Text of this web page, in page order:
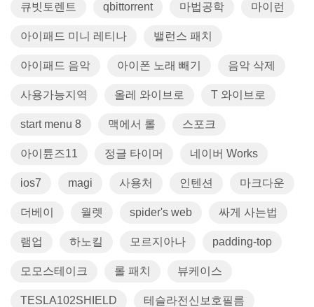
큐빗토렌트 qbittorrent 마법공학 마이런
아이패드 미니 레티나 밸런스 패치
아이패드 음악 아이폰 노래 빼기 음악 삭제
사용가능지역 올레 와이브로 T 와이브로
start menu 8 맥에서 롤 스포크
아이튠즈11 정글 타이머 네이버 Works
ios7 magi 사용처 인텐션 마크다운
더베이 월렛 spider's web 싸게 사는법
램업 하노킬 모르지아나 padding-top
모모스테이크 롤 패치 뷰케이스
TESLA102SHIELD 테슬라전신보호필름